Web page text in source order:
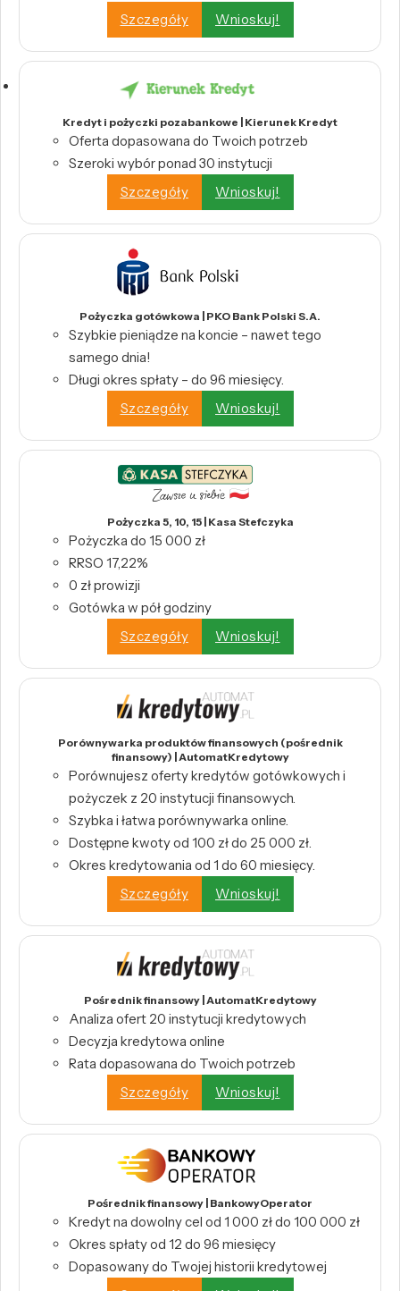
Szczegóły
Wnioskuj!
Kredyt i pożyczki pozabankowe | Kierunek Kredyt
Oferta dopasowana do Twoich potrzeb
Szeroki wybór ponad 30 instytucji
Szczegóły
Wnioskuj!
Pożyczka gotówkowa | PKO Bank Polski S.A.
Szybkie pieniądze na koncie – nawet tego
samego dnia!
Długi okres spłaty – do 96 miesięcy.
Szczegóły
Wnioskuj!
Pożyczka 5, 10, 15 | Kasa Stefczyka
Pożyczka do 15 000 zł
RRSO 17,22%
0 zł prowizji
Gotówka w pół godziny
Szczegóły
Wnioskuj!
Porównywarka produktów finansowych (pośrednik
finansowy) | AutomatKredytowy
Porównujesz oferty kredytów gotówkowych i
pożyczek z 20 instytucji finansowych.
Szybka i łatwa porównywarka online.
Dostępne kwoty od 100 zł do 25 000 zł.
Okres kredytowania od 1 do 60 miesięcy.
Szczegóły
Wnioskuj!
Pośrednik finansowy | AutomatKredytowy
Analiza ofert 20 instytucji kredytowych
Decyzja kredytowa online
Rata dopasowana do Twoich potrzeb
Szczegóły
Wnioskuj!
Pośrednik finansowy | BankowyOperator
Kredyt na dowolny cel od 1 000 zł do 100 000 zł
Okres spłaty od 12 do 96 miesięcy
Dopasowany do Twojej historii kredytowej